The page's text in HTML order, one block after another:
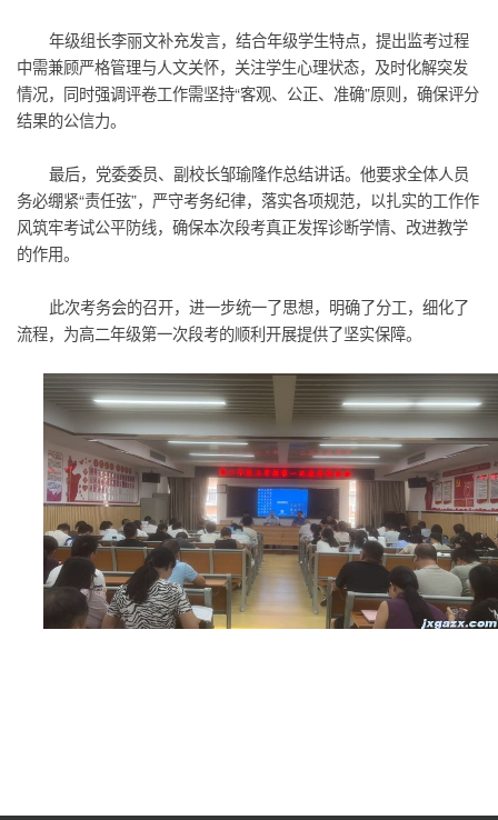
年级组长李丽文补充发言，结合年级学生特点，提出监考过程
中需兼顾严格管理与人文关怀，关注学生心理状态，及时化解突发
情况，同时强调评卷工作需坚持“客观、公正、准确”原则，确保评分
结果的公信力。
最后，党委委员、副校长邹瑜隆作总结讲话。他要求全体人员
务必绷紧“责任弦”，严守考务纪律，落实各项规范，以扎实的工作作
风筑牢考试公平防线，确保本次段考真正发挥诊断学情、改进教学
的作用。
此次考务会的召开，进一步统一了思想，明确了分工，细化了
流程，为高二年级第一次段考的顺利开展提供了坚实保障。